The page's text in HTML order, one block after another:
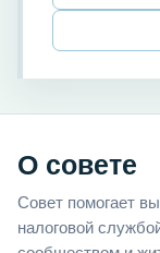
О совете
Совет помогает
налоговой